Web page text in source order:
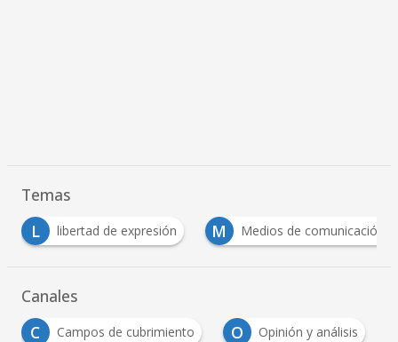
Temas
L
libertad de expresión M Medios de comunicación
Canales
C
Campos de cubrimiento O Opinión y análisis